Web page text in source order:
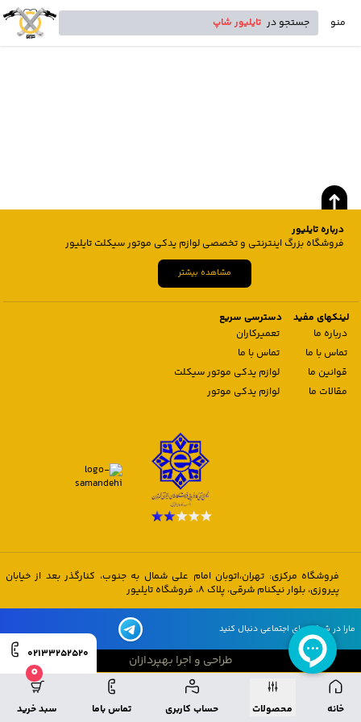
منو جستجو در تایلیور شاپ
خانه محصولات حساب کاربری تماس باما
0
سبد خرید
02133252520
درباره تایلیور
فروشگاه بزرگ اینترنتی و تخصصی لوازم یدکی موتور سیکلت تایلیور
مشاهده بیشتر
لینکهای مفید
درباره ما
تماس با ما
قوانین ما
مقالات ما
دسترسی سریع
تعمیرکاران
تماس با ما
لوازم یدکی موتور سیکلت
لوازم یدکی موتور
فروشگاه مرکزی: تهران،اتوبان امام علی شمال به جنوب، کنارگذر بعد از خیابان
پیروزی، بلوار نیکنام شرقی، پلاک 8، فروشگاه تایلیور
مارا در شبکه های اجتماعی دنبال کنید
طراحی و اجرا بهپردازان
طراحی و اجرا بهپردازان